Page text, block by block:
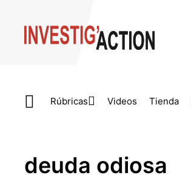
Rúbricas Videos Tienda
deuda odiosa